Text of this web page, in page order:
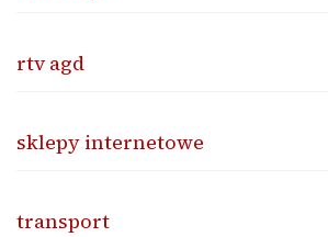
rtv agd
sklepy internetowe
transport